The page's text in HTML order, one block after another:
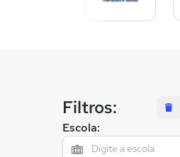
Filtros:
Escola: